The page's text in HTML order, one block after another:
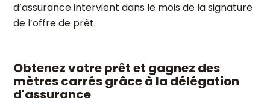
d’assurance intervient dans le mois de la signature
de l’offre de prêt.
Obtenez votre prêt et gagnez des
mètres carrés grâce à la délégation
d'assurance